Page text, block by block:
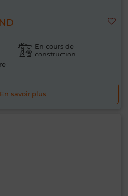
En cours de
construction
En savoir plus